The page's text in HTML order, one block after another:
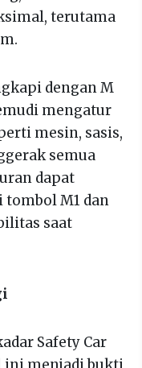
terutama
dengan M
mengatur
mesin, sasis,
semua
dapat
tombol M1 dan
saat
Safety Car